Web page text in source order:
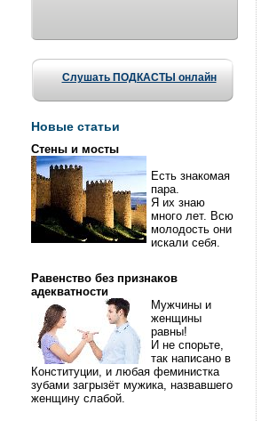
Слушать ПОДКАСТЫ онлайн
Новые статьи
Стены и мосты
Есть знакомая
пара.
Я их знаю
много лет. Всю
молодость они
искали себя.
Равенство без признаков
адекватности
Мужчины и
женщины
равны!
И не спорьте,
так написано в
Конституции, и любая феминистка
зубами загрызёт мужика, назвавшего
женщину слабой.